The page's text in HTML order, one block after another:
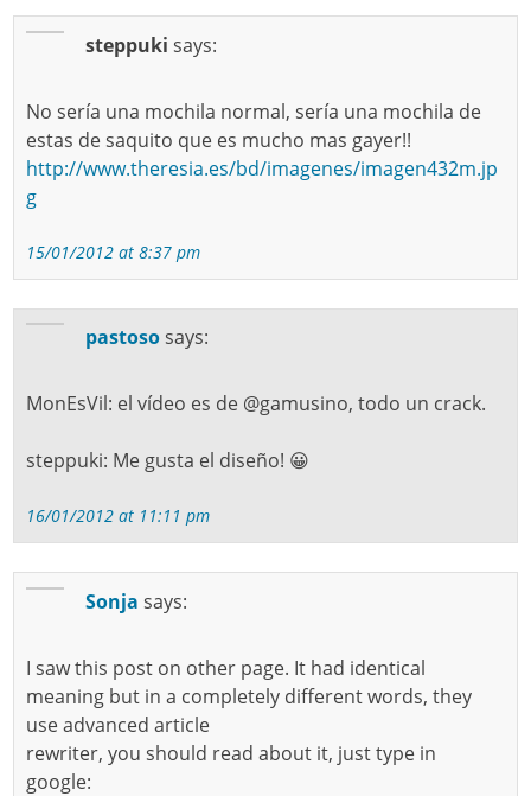
steppuki says:
No sería una mochila normal, sería una mochila de
estas de saquito que es mucho mas gayer!!
http://www.theresia.es/bd/imagenes/imagen432m.jp
g
15/01/2012 at 8:37 pm
pastoso says:
MonEsVil: el vídeo es de @gamusino, todo un crack.
steppuki: Me gusta el diseño! 😀
16/01/2012 at 11:11 pm
Sonja says:
I saw this post on other page. It had identical
meaning but in a completely different words, they
use advanced article
rewriter, you should read about it, just type in
google: